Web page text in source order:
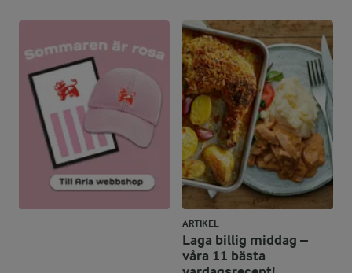
ARTIKEL
Laga billig middag –
våra 11 bästa